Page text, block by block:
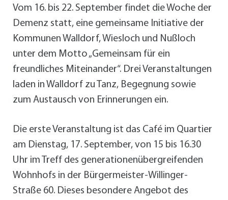
Vom 16. bis 22. September findet die Woche der
Demenz statt, eine gemeinsame Initiative der
Kommunen Walldorf, Wiesloch und Nußloch
unter dem Motto „Gemeinsam für ein
freundliches Miteinander“. Drei Veranstaltungen
laden in Walldorf zu Tanz, Begegnung sowie
zum Austausch von Erinnerungen ein.
Die erste Veranstaltung ist das Café im Quartier
am Dienstag, 17. September, von 15 bis 16.30
Uhr im Treff des generationenübergreifenden
Wohnhofs in der Bürgermeister-Willinger-
Straße 60. Dieses besondere Angebot des